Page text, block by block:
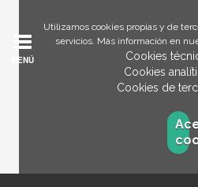
Utilizamos cookies propias y de
servicios. Más información en
Cookies
Cookies
Cookies de
MENÚ